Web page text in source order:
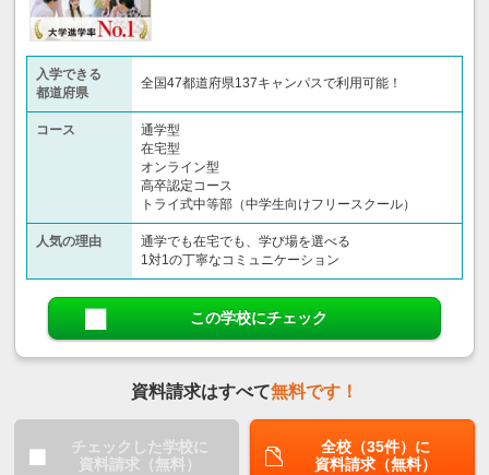
入学できる
都道府県
全国47都道府県137キャンパスで利用可能！
コース
通学型
在宅型
オンライン型
高卒認定コース
トライ式中等部（中学生向けフリースクール）​
人気の理由
通学でも在宅でも、学び場を選べる
1対1の丁寧なコミュニケーション
この学校にチェック
資料請求はすべて無料です！
チェックした学校に
資料請求（無料）
全校（35件）に
資料請求（無料）